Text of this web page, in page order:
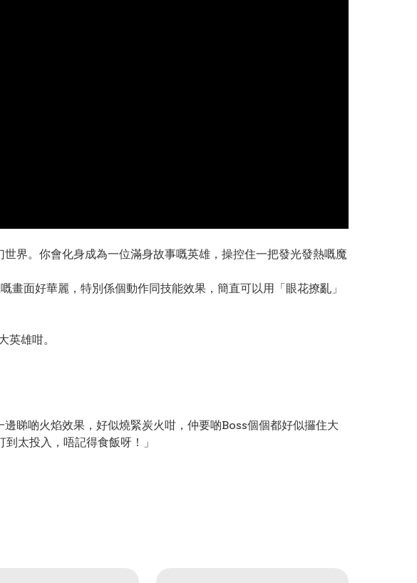
界。你會化身成為一位滿身故事嘅英雄，操控住一把發光發熱嘅魔
面好華麗，特別係個動作同技能效果，簡直可以用「眼花撩亂」
英雄咁。
睇啲火焰效果，好似燒緊炭火咁，仲要啲Boss個個都好似攞住大
太投入，唔記得食飯呀！」